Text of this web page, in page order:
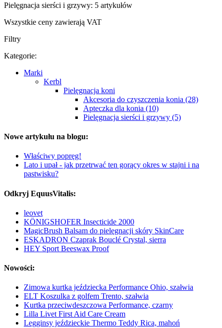
Pielęgnacja sierści i grzywy: 5 artykułów
Wszystkie ceny zawierają VAT
Filtry
Kategorie:
Marki
Kerbl
Pielęgnacja koni
Akcesoria do czyszczenia konia (28)
Apteczka dla konia (10)
Pielęgnacja sierści i grzywy (5)
Nowe artykułu na blogu:
Właściwy popręg!
Lato i upał - jak przetrwać ten gorący okres w stajni i na
pastwisku?
Odkryj EquusVitalis:
leovet
KÖNIGSHOFER Insecticide 2000
MagicBrush Balsam do pielęgnacji skóry SkinCare
ESKADRON Czaprak Bouclé Crystal, sierra
HEY Sport Beeswax Proof
Nowości:
Zimowa kurtka jeździecka Performance Ohio, szałwia
ELT Koszulka z golfem Trento, szałwia
Kurtka przeciwdeszczowa Performance, czarny
Lilla Livet First Aid Care Cream
Legginsy jeździeckie Thermo Teddy Rica, mahoń